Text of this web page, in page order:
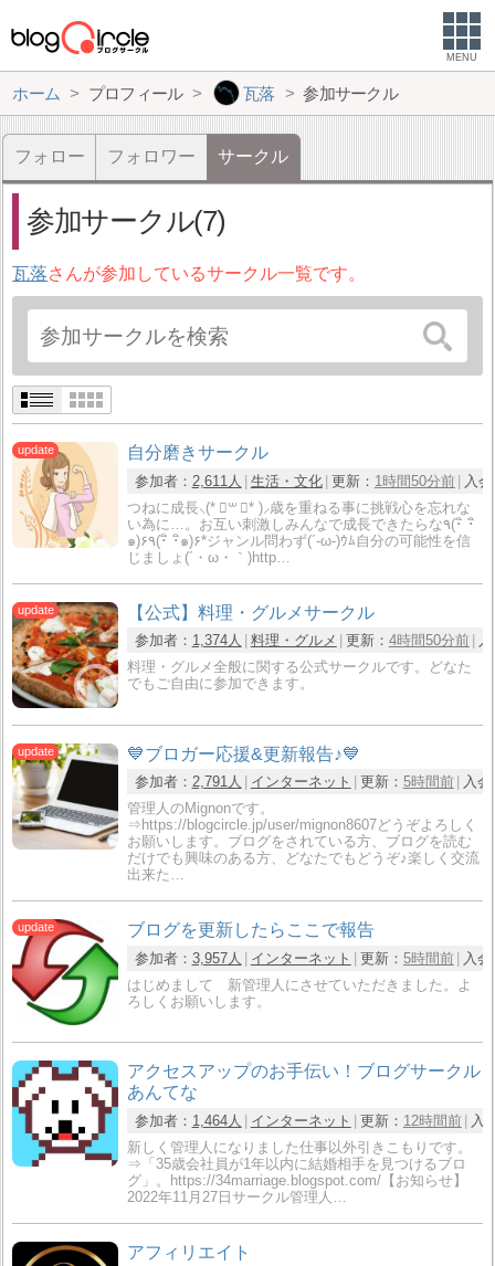
MENU
ホーム プロフィール 瓦落 参加サークル
フォロー フォロワー サークル
参加サークル(7)
瓦落さんが参加しているサークル一覧です。
自分磨きサークル
参加者： 2,611人 生活・文化 更新： 1時間50分前
入
つねに成長⸜(* ॑꒳ ॑* )⸝歳を重ねる事に挑戦心を忘れな
い為に…。お互い刺激しみんなで成長できたらな٩(･ิ ･ิ
๑)۶٩(･ิ ･ิ๑)۶*ジャンル問わず(´-ω-)ｳﾑ自分の可能性を信
じましょ(´・ω・｀)http…
【公式】料理・グルメサークル
参加者： 1,374人 料理・グルメ 更新： 4時間50分前
料理・グルメ全般に関する公式サークルです。どなた
でもご自由に参加できます。
💙ブロガー応援&更新報告♪💙
参加者： 2,791人 インターネット 更新： 5時間前
入会
管理人のMignonです。
⇒https://blogcircle.jp/user/mignon8607どうぞよろしく
お願いします。ブログをされている方、ブログを読む
だけでも興味のある方、どなたでもどうぞ♪楽しく交流
出来た…
ブログを更新したらここで報告
参加者： 3,957人 インターネット 更新： 5時間前
入会
はじめまして 新管理人にさせていただきました。よ
ろしくお願いします。
アクセスアップのお手伝い！ブログサークル
あんてな
参加者： 1,464人 インターネット 更新： 12時間前
入
新しく管理人になりました仕事以外引きこもりです。
⇒「35歳会社員が1年以内に結婚相手を見つけるブロ
グ」。https://34marriage.blogspot.com/【お知らせ】
2022年11月27日サークル管理人…
アフィリエイト